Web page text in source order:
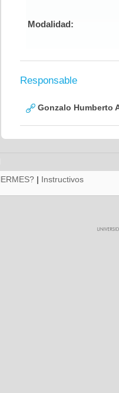
Modalidad:
Responsable
Gonzalo Humberto
| Instructivos